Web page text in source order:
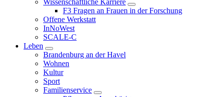
Wissenschaftliche Karriere
F3 Fragen an Frauen in der Forschung
Offene Werkstatt
InNoWest
SCALE-C
Leben
Brandenburg an der Havel
Wohnen
Kultur
Sport
Familienservice